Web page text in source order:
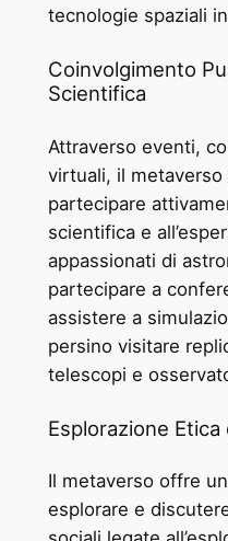
tecnologie spaziali
Coinvolgimento
Scientifica
Attraverso eventi,
virtuali, il
partecipare
scientifica e
appassionati di
partecipare a
assistere a
persino visitare
telescopi e
Esplorazione
Il metaverso offre
esplorare e